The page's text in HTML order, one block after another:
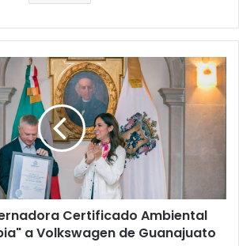
Certificado Ambiental
a Volkswagen de Guanajuato